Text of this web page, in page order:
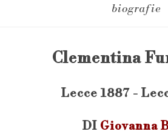
biografie
Clementina
Lecce 1887 -
DI Giovanna